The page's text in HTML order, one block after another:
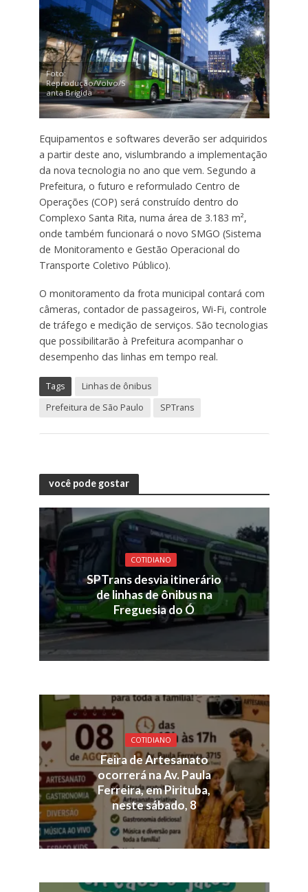
Foto:
Reprodução/Volvo/S
anta Brígida
Equipamentos e softwares deverão ser adquiridos
a partir deste ano, vislumbrando a implementação
da nova tecnologia no ano que vem. Segundo a
Prefeitura, o futuro e reformulado Centro de
Operações (COP) será construído dentro do
Complexo Santa Rita, numa área de 3.183 m²,
onde também funcionará o novo SMGO (Sistema
de Monitoramento e Gestão Operacional do
Transporte Coletivo Público).
O monitoramento da frota municipal contará com
câmeras, contador de passageiros, Wi-Fi, controle
de tráfego e medição de serviços. São tecnologias
que possibilitarão à Prefeitura acompanhar o
desempenho das linhas em tempo real.
Tags
Linhas de ônibus
Prefeitura de São Paulo
SPTrans
você pode gostar
COTIDIANO
SPTrans desvia itinerário
de linhas de ônibus na
Freguesia do Ó
COTIDIANO
Feira de Artesanato
ocorrerá na Av. Paula
Ferreira, em Pirituba,
neste sábado, 8